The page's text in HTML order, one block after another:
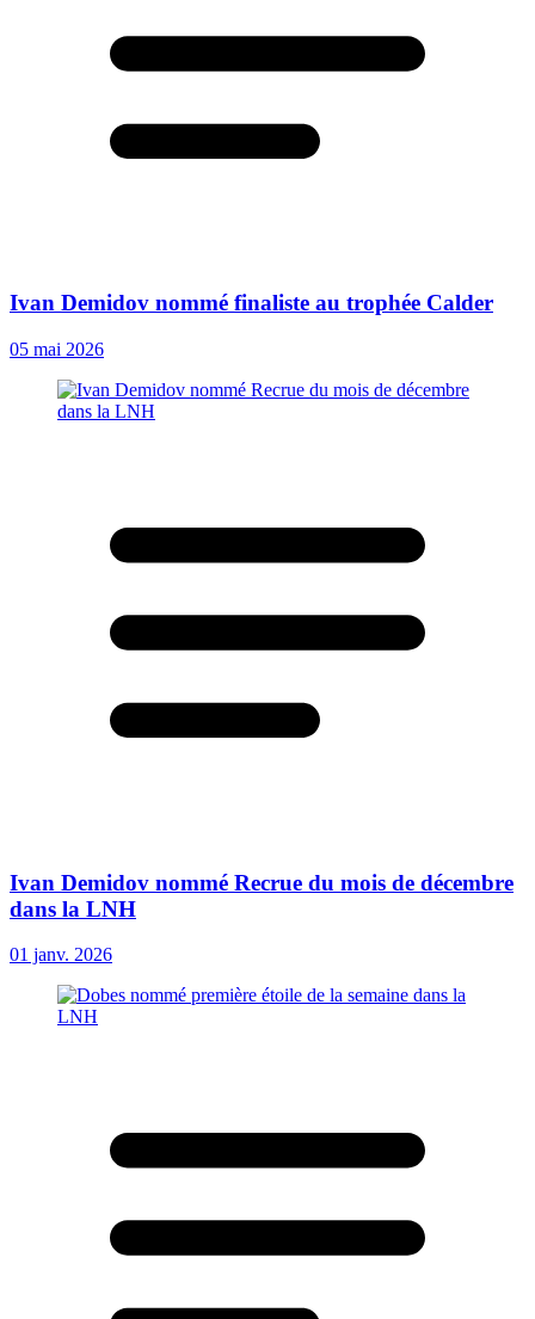
Ivan Demidov nommé finaliste au trophée Calder
05 mai 2026
Ivan Demidov nommé Recrue du mois de décembre
dans la LNH
01 janv. 2026